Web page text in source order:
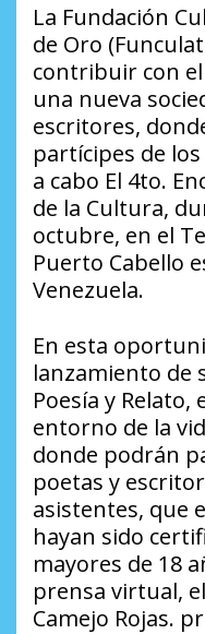
La Fundación
de Oro
contribuir con
una nueva
escritores,
partícipes de
a cabo El 4to.
de la Cultura,
octubre, en el
Puerto Cabello
Venezuela.
En esta
lanzamiento de
Poesía y Relato,
entorno de la
donde podrán
poetas y
asistentes, que
hayan sido
mayores de 18
prensa virtual,
Camejo Rojas.